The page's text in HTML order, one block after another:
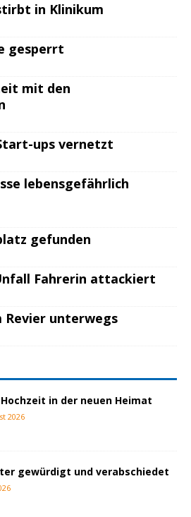
in Klinikum
gesperrt
mit den
ups vernetzt
lebensgefährlich
gefunden
Fahrerin attackiert
Revier unterwegs
in der neuen Heimat
2026
gewürdigt und verabschiedet